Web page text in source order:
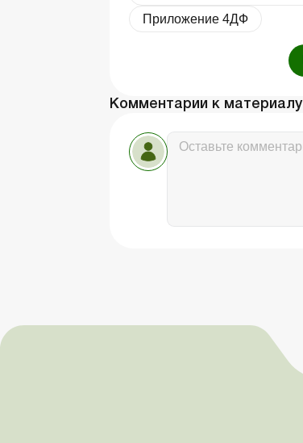
Приложение 4ДФ
Комментарии к материалу